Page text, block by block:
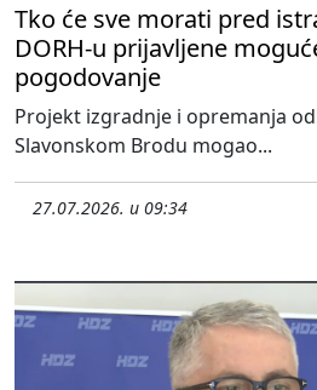
Tko će sve morati pred
DORH-u prijavljene
pogodovanje
Projekt izgradnje i opremanja
Slavonskom Brodu mogao...
27.07.2026. u 09:34